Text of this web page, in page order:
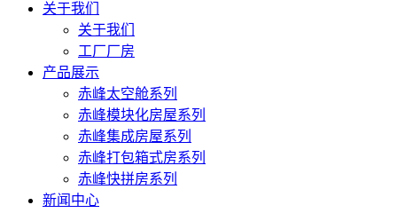
关于我们
关于我们
工厂厂房
产品展示
赤峰太空舱系列
赤峰模块化房屋系列
赤峰集成房屋系列
赤峰打包箱式房系列
赤峰快拼房系列
新闻中心